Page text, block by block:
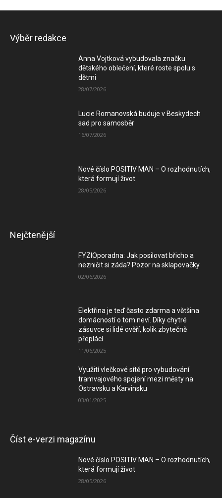
Výběr redakce
Anna Vojtková vybudovala značku
dětského oblečení, které roste spolu s
dětmi
28/07/2026
Lucie Romanovská buduje v Beskydech
sad pro samosběr
16/07/2026
Nové číslo POSITIV MAN – O rozhodnutích,
která formují život
28/05/2026
Nejčtenější
FYZIOporadna: Jak posilovat břicho a
nezničit si záda? Pozor na sklapovačky
02/06/2026
Elektřina je teď často zdarma a většina
domácností o tom neví. Díky chytré
zásuvce si lidé ověří, kolik zbytečně
přeplácí
11/06/2025
Využití vlečkové sítě pro vybudování
tramvajového spojení mezi městy na
Ostravsku a Karvinsku
03/01/2025
Číst e-verzi magazínu
Nové číslo POSITIV MAN – O rozhodnutích,
která formují život
28/05/2026